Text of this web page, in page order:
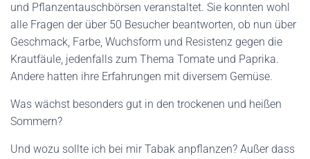
und Pflanzentauschbörsen veranstaltet. Sie konnten wohl
alle Fragen der über 50 Besucher beantworten, ob nun über
Geschmack, Farbe, Wuchsform und Resistenz gegen die
Krautfäule, jedenfalls zum Thema Tomate und Paprika.
Andere hatten ihre Erfahrungen mit diversem Gemüse.
Was wächst besonders gut in den trockenen und heißen
Sommern?
Und wozu sollte ich bei mir Tabak anpflanzen? Außer dass